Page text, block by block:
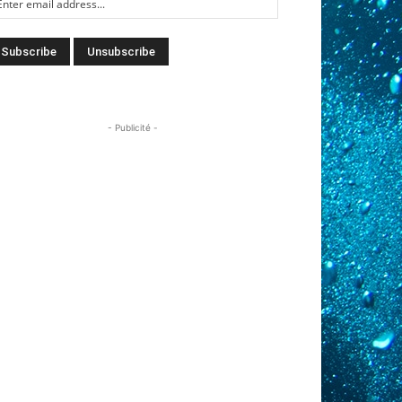
- Publicité -